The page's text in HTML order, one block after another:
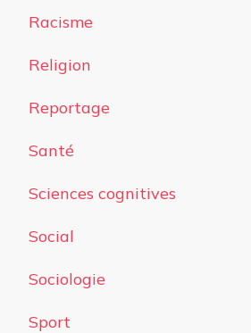
Racisme
Religion
Reportage
Santé
Sciences cognitives
Social
Sociologie
Sport